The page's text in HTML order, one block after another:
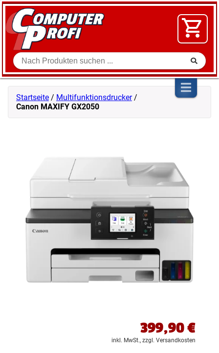
Zum Inhalt springen
Suche
SOFTWARE
VIDEO
SHOP
Startseite / Multifunktionsdrucker/
Canon MAXIFY GX2050
399,90€
inkl. MwSt., zzgl. Versandkosten